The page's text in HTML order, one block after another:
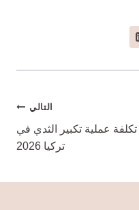
التالي
تكلفة عملية تكبير الثدي في
تركيا 2026